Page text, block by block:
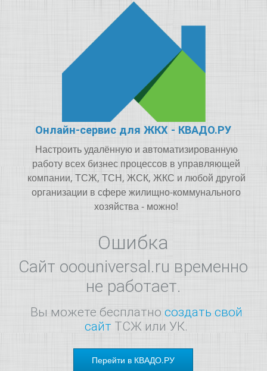
Онлайн-сервис для ЖКХ - КВАДО.РУ
Настроить удалённую и автоматизированную
работу всех бизнес процессов в управляющей
компании, ТСЖ, ТСН, ЖСК, ЖКС и любой другой
организации в сфере жилищно-коммунального
хозяйства - можно!
Ошибка
Сайт ooouniversal.ru временно
не работает.
Вы можете бесплатно создать свой
сайт ТСЖ или УК.
Перейти в КВАДО.РУ